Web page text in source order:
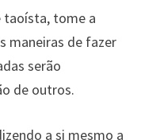
taoísta, tome a
maneiras de fazer
serão
de outros.
a si mesmo a